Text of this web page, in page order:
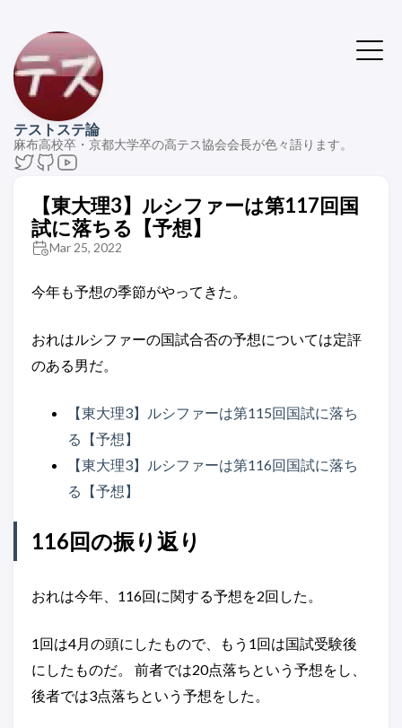
テストステ論
麻布高校卒・京都大学卒の高テス協会会長が色々語ります。
【東大理3】ルシファーは第117回国
試に落ちる【予想】
Mar 25, 2022
今年も予想の季節がやってきた。
おれはルシファーの国試合否の予想については定評
のある男だ。
【東大理3】ルシファーは第115回国試に落ち
る【予想】
【東大理3】ルシファーは第116回国試に落ち
る【予想】
116回の振り返り
おれは今年、116回に関する予想を2回した。
1回は4月の頭にしたもので、もう1回は国試受験後
にしたものだ。 前者では20点落ちという予想をし、
後者では3点落ちという予想をした。